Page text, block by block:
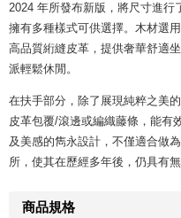
2024 年所發布新版，將尺寸進行
擁有多種樣式可供選擇。木材選
高品質絎縫皮革，提供奢華舒適
派輕鬆休閒。
在扶手部分，除了展現純粹之美
皮革包覆/滾邊或編織藤條，能有
及美感的雋永設計，不僅適合做
所，使其在歷經多年後，仍具有無
商品規格